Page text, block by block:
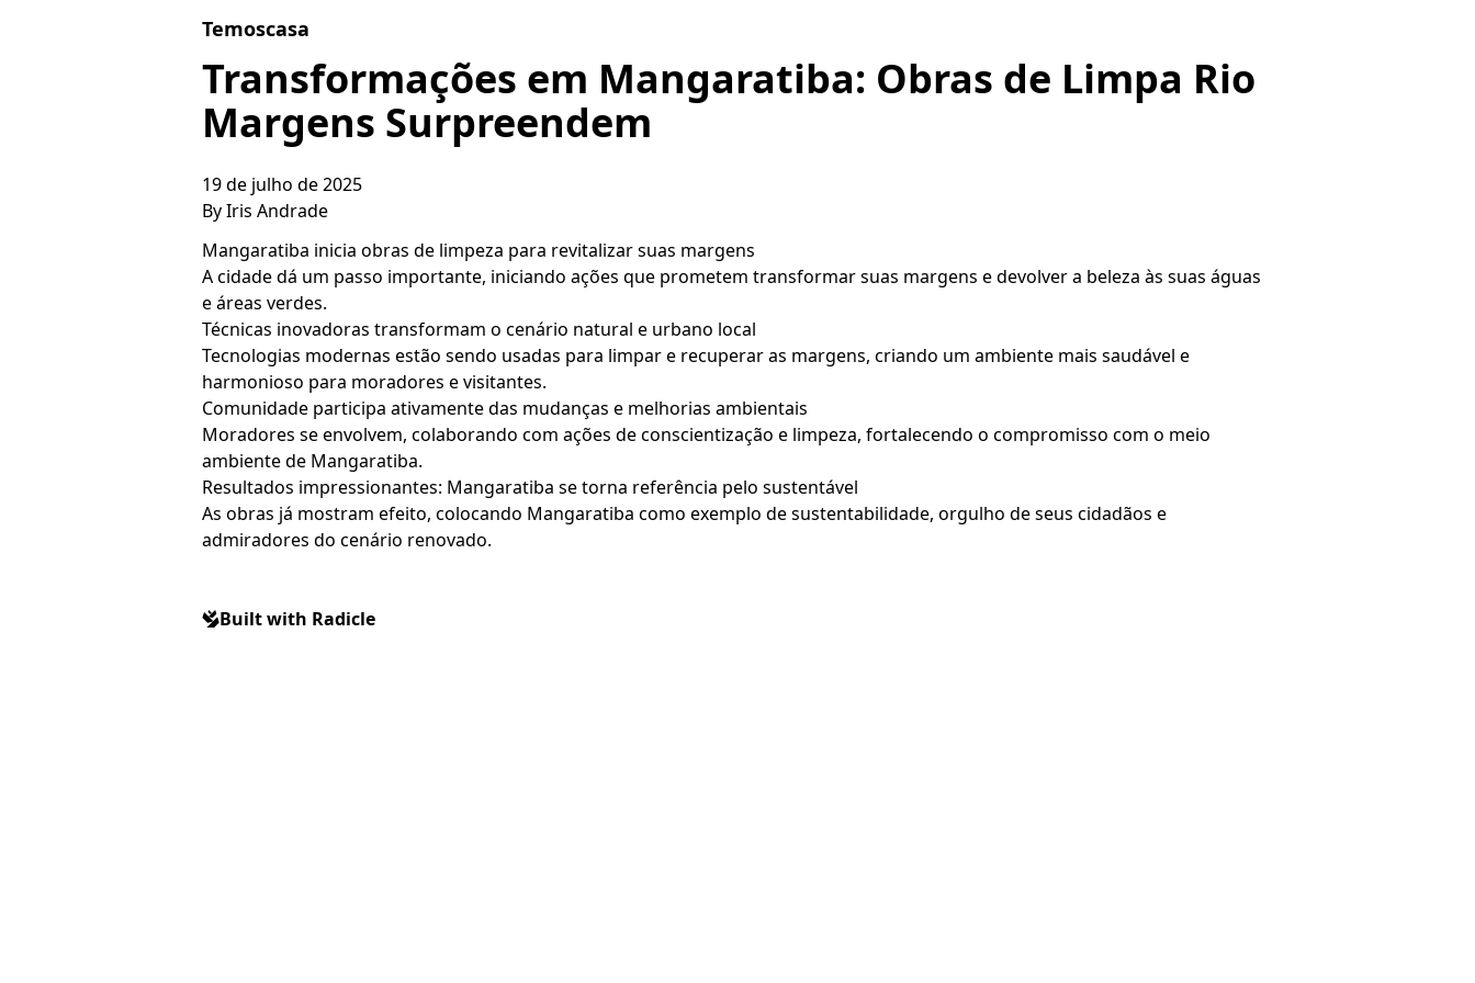
Temoscasa
Transformações em Mangaratiba: Obras de Limpa Rio
Margens Surpreendem
19 de julho de 2025
ByIris Andrade
Mangaratiba inicia obras de limpeza para revitalizar suas margens
A cidade dá um passo importante, iniciando ações que prometem transformar suas margens e devolver a beleza às suas águas
e áreas verdes.
Técnicas inovadoras transformam o cenário natural e urbano local
Tecnologias modernas estão sendo usadas para limpar e recuperar as margens, criando um ambiente mais saudável e
harmonioso para moradores e visitantes.
Comunidade participa ativamente das mudanças e melhorias ambientais
Moradores se envolvem, colaborando com ações de conscientização e limpeza, fortalecendo o compromisso com o meio
ambiente de Mangaratiba.
Resultados impressionantes: Mangaratiba se torna referência pelo sustentável
As obras já mostram efeito, colocando Mangaratiba como exemplo de sustentabilidade, orgulho de seus cidadãos e
admiradores do cenário renovado.
Built with Radicle